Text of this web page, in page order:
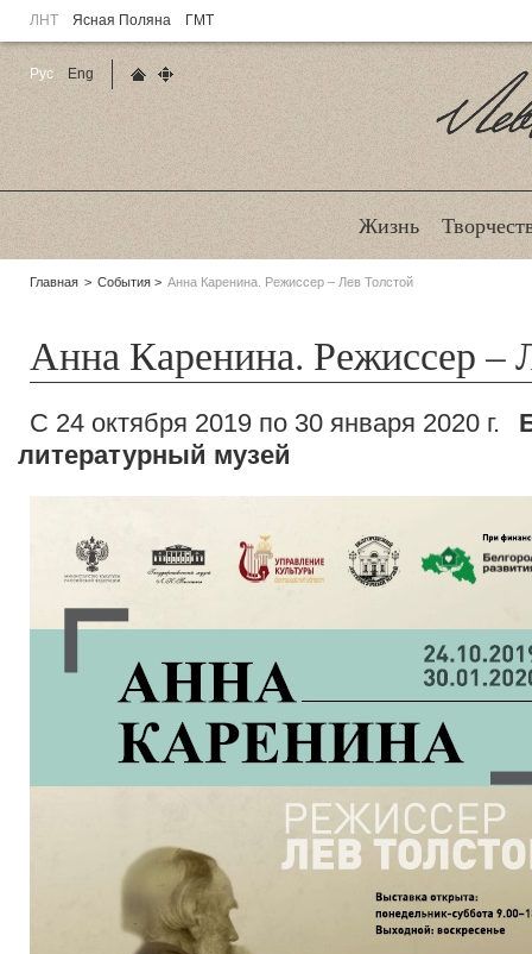
ЛНТ Ясная Поляна ГМТ
Жизнь
Родительские
Главная События Анна Каренина. Режиссер – Лев Толстой
Анна Каренина. Режиссер –
С 24 октября 2019 по 30 января 2020 г.
литературный музей
Рус
Eng